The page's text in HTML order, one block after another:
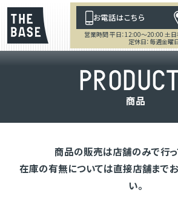
お電話はこちら
営業時間 平日：12:00～20:00 土
定休日：毎週金曜
PRODUC
商品
商品の販売は店舗のみで行っ
在庫の有無については直接店舗まで
い。